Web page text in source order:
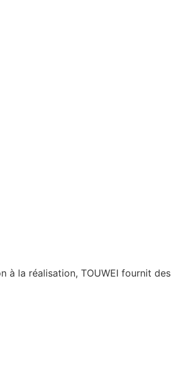
à la réalisation, TOUWEI fournit des